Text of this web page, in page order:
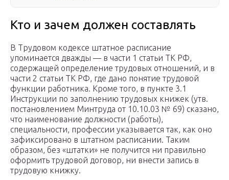
Кто и зачем должен составлять
В Трудовом кодексе штатное расписание
упоминается дважды — в части 1 статьи ТК РФ,
содержащей определение трудовых отношений, и в
части 2 статьи ТК РФ, где дано понятие трудовой
функции работника. Кроме того, в пункте 3.1
Инструкции по заполнению трудовых книжек (утв.
постановлением Минтруда от 10.10.03 № 69) сказано,
что наименование должности (работы),
специальности, профессии указывается так, как оно
зафиксировано в штатном расписании. Таким
образом, без «штатки» не получится ни правильно
оформить трудовой договор, ни внести запись в
трудовую книжку.